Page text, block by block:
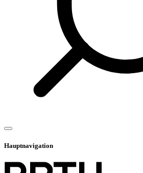
Hauptnavigation